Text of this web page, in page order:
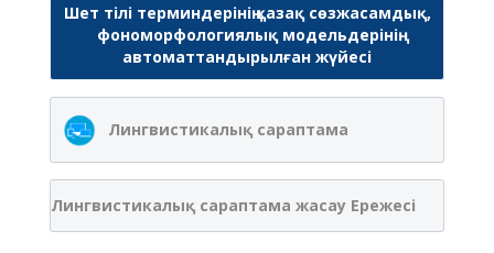
Шет тілі терминдерінің қазақ сөзжасамдық,
фономорфологиялық модельдерінің
автоматтандырылған жүйесі
Лингвистикалық сараптама
Лингвистикалық сараптама жасау Ережесі